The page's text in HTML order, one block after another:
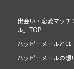
出会い・恋愛マッチ
ル」TOP
ハッピーメールとは
ハッピーメールの想